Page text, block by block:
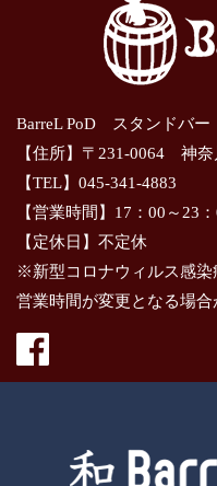
BarreL PoD スタンドバー
【住所】〒231-0064 神
【TEL】045-341-4883
【営業時間】17：00～23
【定休日】不定休
※新型コロナウィルス感染
営業時間が変更となる場合